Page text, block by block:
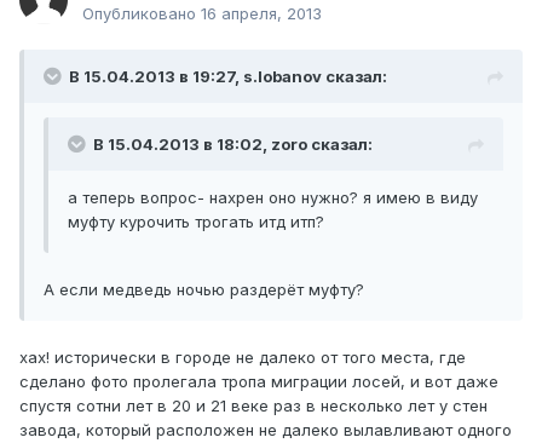
Опубликовано 16 апреля, 2013
В 15.04.2013 в 19:27, s.lobanov сказал:
В 15.04.2013 в 18:02, zoro сказал:
а теперь вопрос- нахрен оно нужно? я имею в виду
муфту курочить трогать итд итп?
А если медведь ночью раздерёт муфту?
хах! исторически в городе не далеко от того места, где
сделано фото пролегала тропа миграции лосей, и вот даже
спустя сотни лет в 20 и 21 веке раз в несколько лет у стен
завода, который расположен не далеко вылавливают одного